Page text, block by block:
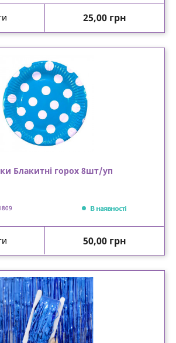
Ціна
25,00 грн
Блакитні горох 8шт/уп
В наявності
Ціна
50,00 грн